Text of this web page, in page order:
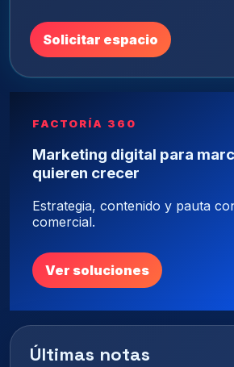
Solicitar espacio
FACTORÍA 360
Marketing digital para
quieren crecer
Estrategia, contenido y pauta
comercial.
Ver soluciones
Últimas notas